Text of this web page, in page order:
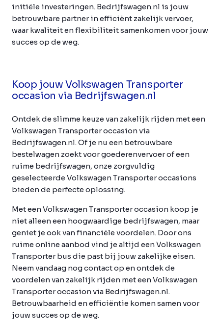
initiële investeringen. Bedrijfswagen.nl is jouw
betrouwbare partner in efficiënt zakelijk vervoer,
waar kwaliteit en flexibiliteit samenkomen voor jouw
succes op de weg.
Koop jouw Volkswagen Transporter
occasion via Bedrijfswagen.nl
Ontdek de slimme keuze van zakelijk rijden met een
Volkswagen Transporter occasion via
Bedrijfswagen.nl. Of je nu een betrouwbare
bestelwagen zoekt voor goederenvervoer of een
ruime bedrijfswagen, onze zorgvuldig
geselecteerde Volkswagen Transporter occasions
bieden de perfecte oplossing.
Met een Volkswagen Transporter occasion koop je
niet alleen een hoogwaardige bedrijfswagen, maar
geniet je ook van financiële voordelen. Door ons
ruime online aanbod vind je altijd een Volkswagen
Transporter bus die past bij jouw zakelijke eisen.
Neem vandaag nog contact op en ontdek de
voordelen van zakelijk rijden met een Volkswagen
Transporter occasion via Bedrijfswagen.nl.
Betrouwbaarheid en efficiëntie komen samen voor
jouw succes op de weg.